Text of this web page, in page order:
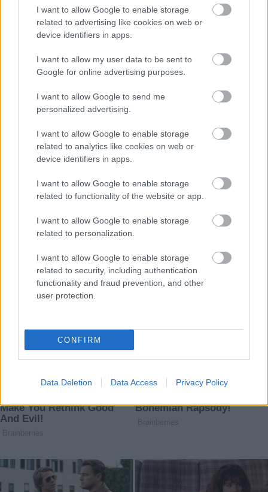
I want to allow Google to enable storage
related to advertising like cookies on web or
device identifiers in apps.
I want to allow my user data to be sent to
Google for online advertising purposes.
I want to allow Google to send me
personalized advertising.
I want to allow Google to enable storage
related to analytics like cookies on web or
device identifiers in apps.
I want to allow Google to enable storage
related to functionality of the website or app.
I want to allow Google to enable storage
related to personalization.
I want to allow Google to enable storage
related to security, including authentication
functionality and fraud prevention, and other
user protection.
CONFIRM
Data Deletion Data Access Privacy Policy